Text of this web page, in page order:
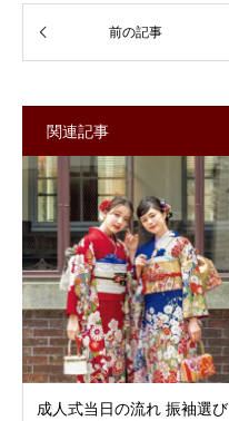
関連記事
成人式当日の流れ 振袖選び